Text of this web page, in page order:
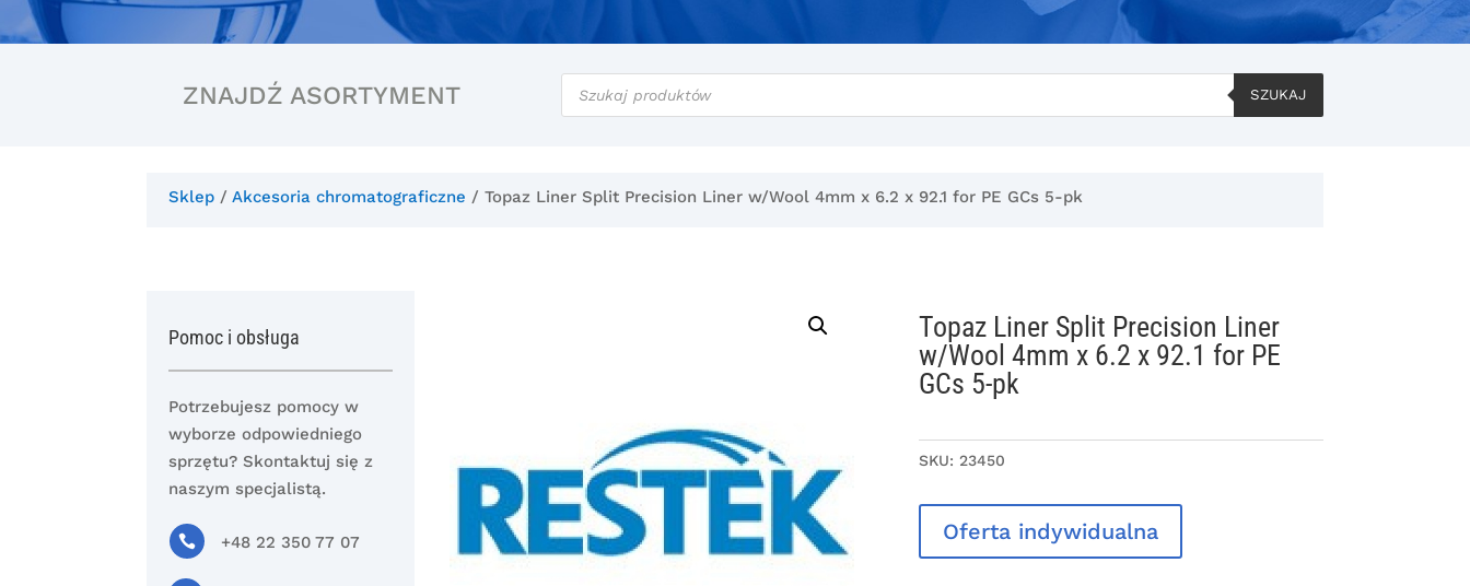
ZNAJDŹ ASORTYMENT
Wyszukiwarka
produktów
SZUKAJ
Sklep /Akcesoria chromatograficzne / Topaz Liner Split Precision Liner w/Wool 4mm x 6.2 x 92.1 for PE GCs 5-pk
Pomoc i obsługa
Potrzebujesz pomocy w
wyborze odpowiedniego
sprzętu? Skontaktuj się z
naszym specjalistą.
 +48 22 350 77 07
Topaz Liner Split Precision Liner
w/Wool 4mm x 6.2 x 92.1 for PE
GCs 5-pk
SKU: 23450
Oferta indywidualna